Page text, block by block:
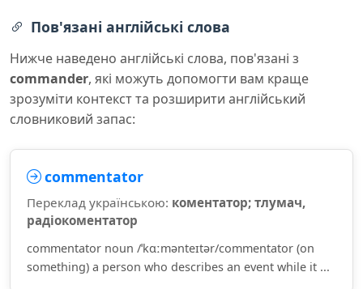
Пов'язані англійські слова
Нижче наведено англійські слова, пов'язані з
commander, які можуть допомогти вам краще
зрозуміти контекст та розширити англійський
словниковий запас:
commentator
Переклад українською: коментатор; тлумач,
радіокоментатор
commentator noun /ˈkɑːmənteɪtər/commentator (on
something) a person who describes an event while it ...